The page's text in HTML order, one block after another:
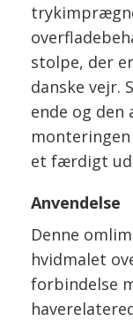
stolpe, der
danske vejr.
ende og
et færdigt
Anvendelse
Denne
hvidmalet
forbindelse